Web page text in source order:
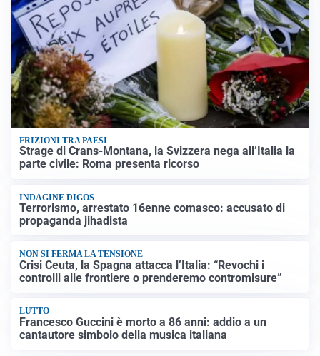
FRIZIONI TRA PAESI
Strage di Crans-Montana, la Svizzera nega all’Italia la
parte civile: Roma presenta ricorso
INDAGINE DIGOS
Terrorismo, arrestato 16enne comasco: accusato di
propaganda jihadista
NON SI FERMA LA TENSIONE
Crisi Ceuta, la Spagna attacca l’Italia: “Revochi i
controlli alle frontiere o prenderemo contromisure”
LUTTO
Francesco Guccini è morto a 86 anni: addio a un
cantautore simbolo della musica italiana